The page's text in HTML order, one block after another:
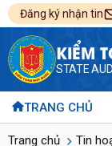
Đăng ký nhận tin
KIỂM
STATE
TRANG CHỦ
Trang chủ Tin